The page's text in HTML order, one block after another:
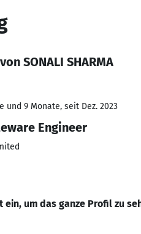
SONALI SHARMA
und 9 Monate, seit Dez. 2023
Engineer
ein, um das ganze Profil zu